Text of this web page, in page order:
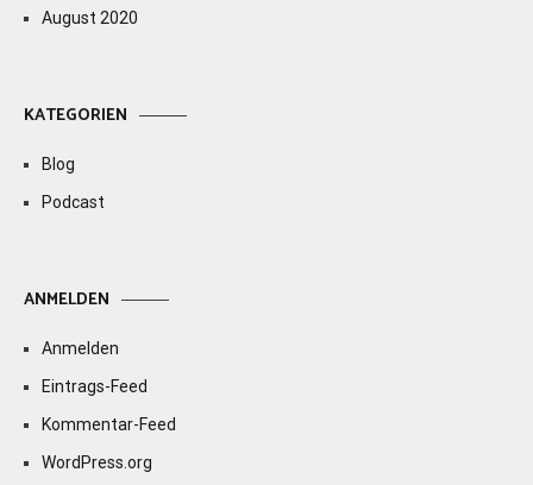
August 2020
KATEGORIEN
Blog
Podcast
ANMELDEN
Anmelden
Eintrags-Feed
Kommentar-Feed
WordPress.org